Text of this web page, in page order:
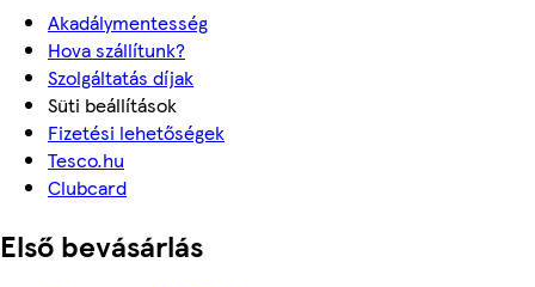
Akadálymentesség
Hova szállítunk?
Szolgáltatás díjak
Süti beállítások
Fizetési lehetőségek
Tesco.hu
Clubcard
Első bevásárlás